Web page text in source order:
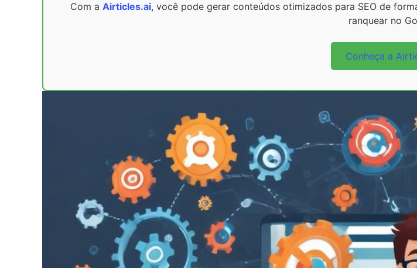
Com a Airticles.ai, você pode gerar conteúdos otimizados para SEO de
ranquear no
Conheça a